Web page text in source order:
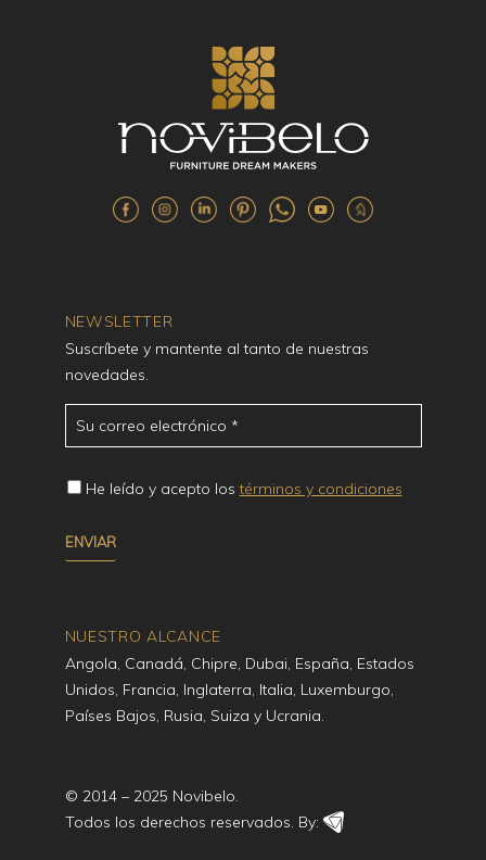
NEWSLETTER
Suscríbete y mantente al tanto de nuestras
novedades.
He leído y acepto lostérminos y condiciones
NUESTRO ALCANCE
Angola, Canadá, Chipre, Dubai, España, Estados
Unidos, Francia, Inglaterra, Italia, Luxemburgo,
Países Bajos, Rusia, Suiza y Ucrania.
© 2014 – 2025 Novibelo.
Todos los derechos reservados. By: